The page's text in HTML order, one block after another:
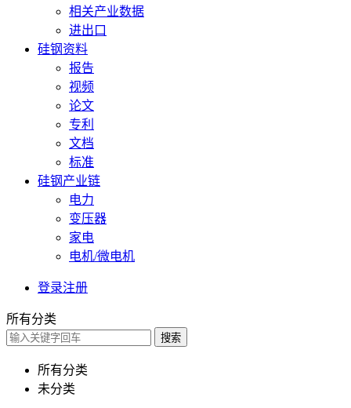
相关产业数据
进出口
硅钢资料
报告
视频
论文
专利
文档
标准
硅钢产业链
电力
变压器
家电
电机/微电机
登录注册
所有分类
搜索
所有分类
未分类